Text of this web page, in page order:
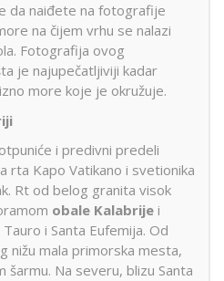
da naiđete na fotografije
na čijem vrhu se nalazi
Fotografija ovog
je najupečatljiviji kadar
more koje je okružuje.
i predivni predeli
rta Kapo Vatikano i svetionika
Rt od belog granita visok
obale Kalabrije i
i Santa Eufemija. Od
nižu mala primorska mesta,
šarmu. Na severu, blizu Santa